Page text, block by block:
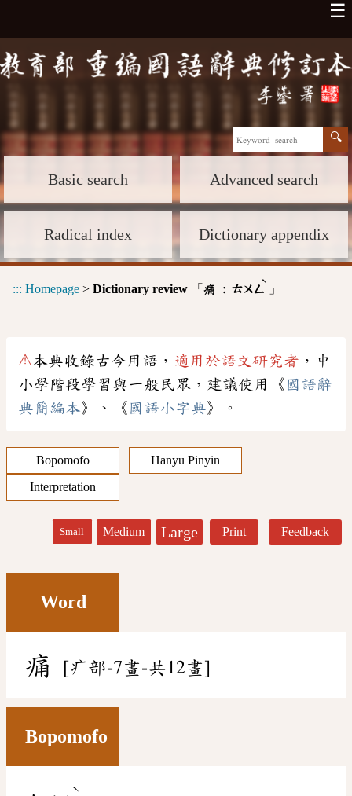
☰
Basic search Advanced search
Radical index Dictionary appendix
::: Homepage > Dictionary review 「 痛 : ㄊㄨㄥ
ˋ
」
⚠本典收錄古今用語， 適用於語文研究者 ，中
小學階段學習與一般民眾，建議使用《 國語辭
典簡編本》、《 國語小字典》。
Bopomofo
Hanyu Pinyin
Interpretation
Small Medium Large Print Feedback
Word
痛 [疒部-7畫-共12畫]
Bopomofo
ˋ